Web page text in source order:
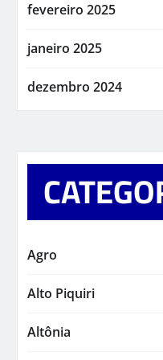
fevereiro 2025
janeiro 2025
dezembro 2024
Agro
Alto Piquiri
Altônia